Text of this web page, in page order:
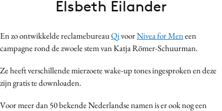
Carriere
Contentmarketing
Craft
Customer Experience
En zo ontwikkelde reclamebureauQivoorNivea for Meneen
campagne rond de zwoele stem van Katja Römer-Schuurman.
Ze heeft verschillende mierzoete wake-up tones ingesproken en deze
zijn gratis te downloaden.
Voor meer dan 50 bekende Nederlandse namen is er ook nog een
Elsbeth Eilander